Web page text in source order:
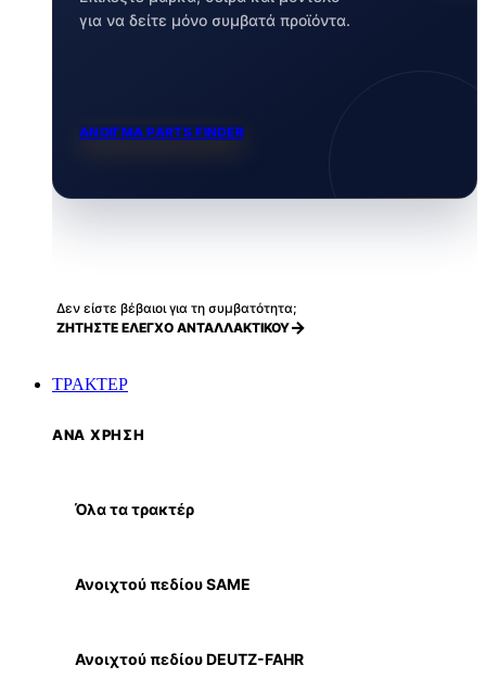
για να δείτε μόνο συμβατά προϊόντα.
ΑΝΟΙΓΜΑ PARTS FINDER
Δεν είστε βέβαιοι για τη συμβατότητα;
ΖΗΤΗΣΤΕ ΕΛΕΓΧΟ ΑΝΤΑΛΛΑΚΤΙΚΟΥ
ΤΡΑΚΤΕΡ
ΑΝΑ ΧΡΗΣΗ
Όλα τα τρακτέρ
Ανοιχτού πεδίου SAME
Ανοιχτού πεδίου DEUTZ-FAHR